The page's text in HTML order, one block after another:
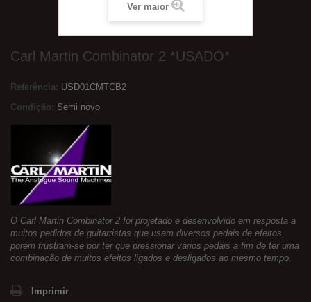
Ver maior
Carl Martin Combinator 2 *USADO*
Referência: USD01CMTCB2
Condição: Semi novo
O Carl Martin Combinator 2 foi projetado e desenvolvido em resposta a
muitos pedidos de guitarristas que usam diversos pedais de efeitos,
porém frustram-se por ter que pressionar vários pedais a fim de ter uma
combinação de muitos efeitos ligados e desligados ao mesmo tempo.
Imprimir